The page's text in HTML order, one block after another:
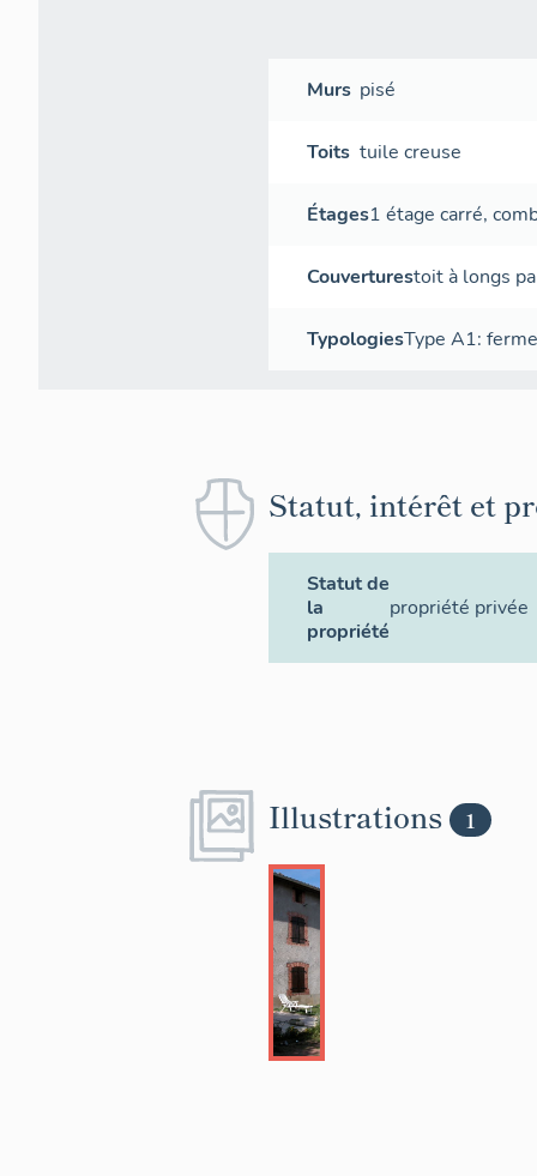
Murs pisé
Toits tuile creuse
Étages1 étage carré,
Couverturestoit à longs
TypologiesType A1:
Statut, intérêt et
Statut de
la
propriété
propriété privée
Illustrations 1